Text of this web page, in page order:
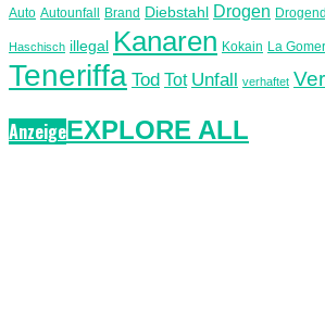
Auto Autounfall Brand Diebstahl Drogen
Haschisch illegal Kanaren Kokain La
Teneriffa Tod Tot Unfall verhaftet
AnzeigeEXPLORE ALL